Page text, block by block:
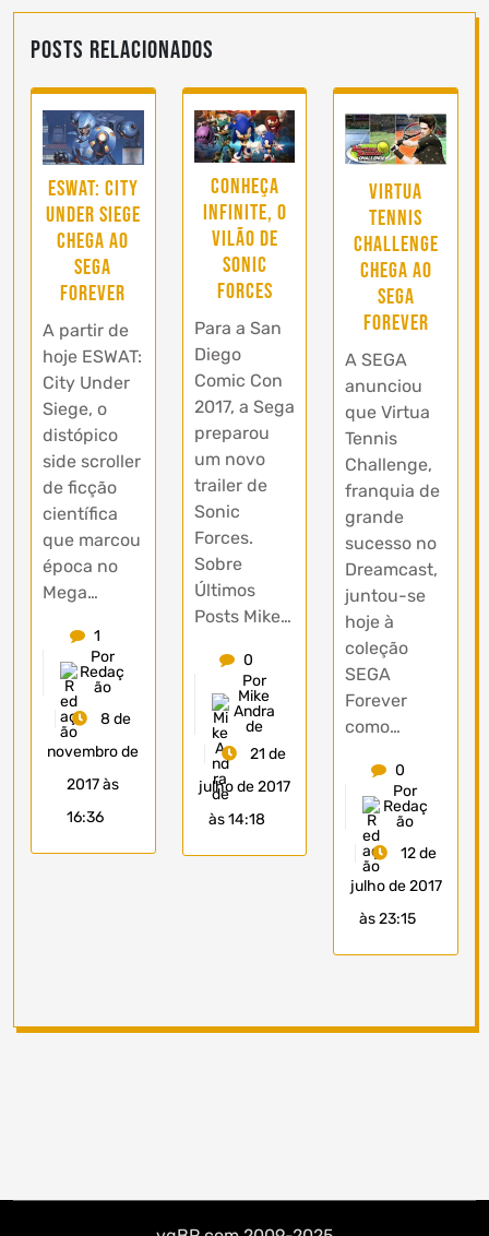
Posts Relacionados
ESWAT: City
Under Siege
chega ao
SEGA
Forever
A partir de
hoje ESWAT:
City Under
Siege, o
distópico
side scroller
de ficção
científica
que marcou
época no
Mega…
1
Por
Redaç
ão
8 de
novembro de
2017 às
16:36
Conheça
Infinite, o
vilão de
Sonic
Forces
Para a San
Diego
Comic Con
2017, a Sega
preparou
um novo
trailer de
Sonic
Forces.
Sobre
Últimos
Posts Mike…
0
Por
Mike
Andra
de
21 de
julho de 2017
às 14:18
Virtua
Tennis
Challenge
chega ao
SEGA
Forever
A SEGA
anunciou
que Virtua
Tennis
Challenge,
franquia de
grande
sucesso no
Dreamcast,
juntou-se
hoje à
coleção
SEGA
Forever
como…
0
Por
Redaç
ão
12 de
julho de 2017
às 23:15